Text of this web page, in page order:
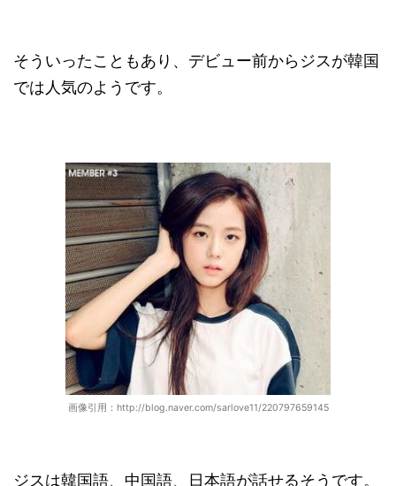
そういったこともあり、デビュー前からジスが韓国
では人気のようです。
画像引用：http://blog.naver.com/sarlove11/220797659145
ジスは韓国語、中国語、日本語が話せるそうです。